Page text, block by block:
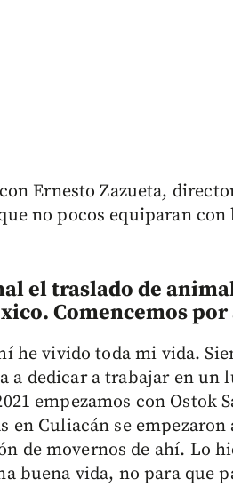
Ernesto Zazueta,
no pocos equiparan con
el traslado de
Comencemos
he vivido toda mi vida.
dedicar a trabajar en un
empezamos con Ostok
en Culiacán se
de movernos de ahí. Lo
buena vida, no para que